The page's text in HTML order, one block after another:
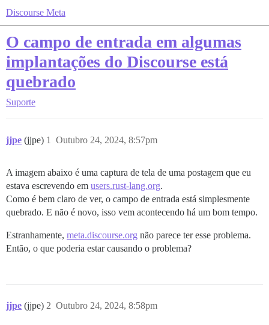
Discourse Meta
O campo de entrada em algumas
implantações do Discourse está
quebrado
Suporte
jjpe (jjpe) Outubro 24, 2024, 8:57pm
1
A imagem abaixo é uma captura de tela de uma postagem que eu
estava escrevendo em users.rust-lang.org.
Como é bem claro de ver, o campo de entrada está simplesmente
quebrado. E não é novo, isso vem acontecendo há um bom tempo.
Estranhamente, meta.discourse.org não parece ter esse problema.
Então, o que poderia estar causando o problema?
jjpe (jjpe) Outubro 24, 2024, 8:58pm
2